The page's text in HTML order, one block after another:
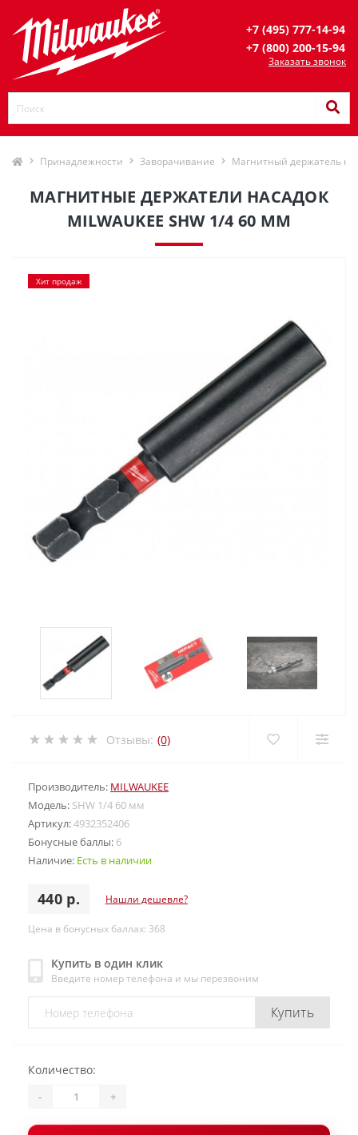
+7 (495) 777-14-94
+7 (800) 200-15-94
Заказать звонок
Принадлежности Заворачивание Магнитный держатель
МАГНИТНЫЕ ДЕРЖАТЕЛИ НАСАДОК
MILWAUKEE SHW 1/4 60 ММ
Хит продаж
Отзывы: (0)
Производитель: MILWAUKEE
Модель: SHW 1/4 60 мм
Артикул:4932352406
Бонусные баллы: 6
Наличие: Есть в наличии
440 р. Нашли дешевле?
Цена в бонусных баллах: 368
Купить в один клик
Введите номер телефона и мы перезвоним
Купить
Количество:
- +